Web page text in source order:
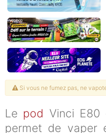
Si vous ne fumez pas, ne
Le pod Vinci
permet de vaper